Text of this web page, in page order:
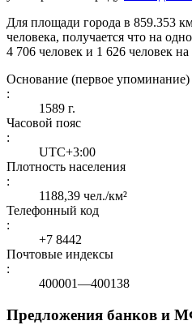
Для площади города в 859.353
человека, получается что на
4 706 человек и 1 626 человек
Основание (первое упоминание)
:
1589 г.
Часовой пояс
:
UTC+3:00
Плотность населения
:
1188,39 чел./км²
Телефонный код
:
+7 8442
Почтовые индексы
:
400001—400138
Предложения банков и